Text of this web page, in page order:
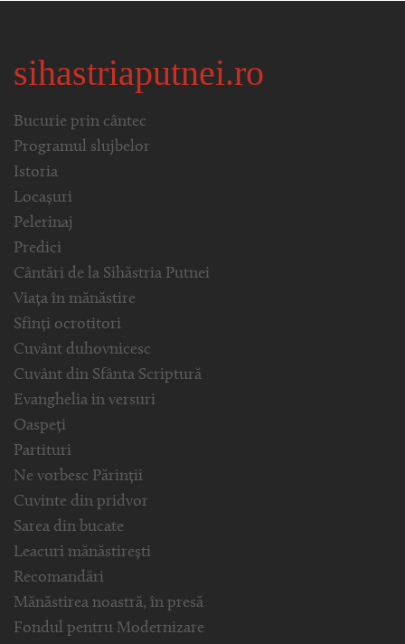
sihastriaputnei.ro
Bucurie prin cântec
Programul slujbelor
Istoria
Locașuri
Pelerinaj
Predici
Cântări de la Sihăstria Putnei
Viața în mănăstire
Sfinți ocrotitori
Cuvânt duhovnicesc
Cuvânt din Sfânta Scriptură
Evanghelia in versuri
Oaspeți
Partituri
Ne vorbesc Părinții
Cuvinte din pridvor
Sarea din bucate
Leacuri mănăstirești
Recomandări
Mănăstirea noastră, în presă
Fondul pentru Modernizare